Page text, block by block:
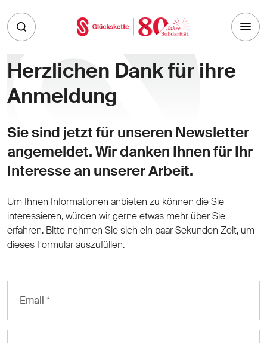
Herzlichen Dank für ihre
Anmeldung
Sie sind jetzt für unseren Newsletter
angemeldet. Wir danken Ihnen für Ihr
Interesse an unserer Arbeit.
Um Ihnen Informationen anbieten zu können die Sie
interessieren, würden wir gerne etwas mehr über Sie
erfahren. Bitte nehmen Sie sich ein paar Sekunden Zeit, um
dieses Formular auszufüllen.